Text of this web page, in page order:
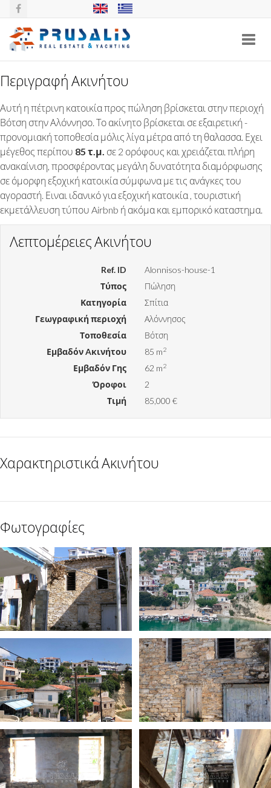
ΠΕΤΡΙΝΗ ΚΑΤΟΙΚΊΑ ΣΤΟ ΒΟΤΣΗ,
ΑΛΟΝΝΗΣΟΣ
Περιγραφή Ακινήτου
Αυτή η πέτρινη κατοικία προς πώληση βρίσκεται στην περιοχή
Βότση στην Αλόννησο. Το ακίνητο βρίσκεται σε εξαιρετική -
προνομιακή τοποθεσία μόλις λίγα μέτρα από τη θαλασσα. Εχει
μέγεθος περίπου 85 τ.μ. σε 2 ορόφους και χρειάζεται πλήρη
ανακαίνιση, προσφέροντας μεγάλη δυνατότητα διαμόρφωσης
σε όμορφη εξοχική κατοικία σύμφωνα με τις ανάγκες του
αγοραστή. Ειναι ιδανικό για εξοχική κατοικία , τουριστική
εκμετάλλευση τύπου Airbnb ή ακόμα και εμπορικό καταστημα.
Λεπτομέρειες Ακινήτου
Ref. ID
Alonnisos-house-1
Τύπος
Πώληση
Κατηγορία
Σπίτια
Γεωγραφική περιοχή
Αλόννησος
Τοποθεσία
Βότση
Εμβαδόν Aκινήτου
85 m2
Εμβαδόν Γης 62 m2
Όροφοι
2
Τιμή
85,000 €
Χαρακτηριστικά Ακινήτου
Φωτογραφίες